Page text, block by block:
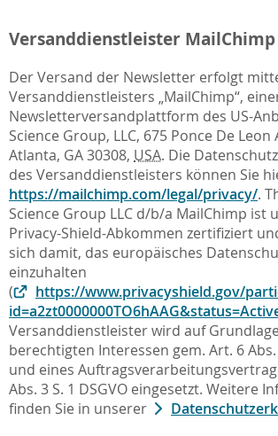
Versanddienstleister MailChimp
Der Versand der Newsletter erfolgt
Versanddienstleisters „MailChimp“,
Newsletterversandplattform des US-
Science Group, LLC, 675 Ponce De Leon
Atlanta, GA 30308, USA. Die
des Versanddienstleisters können Sie
https://mailchimp.com/legal/privacy/.
Science Group LLC d/b/a MailChimp ist
Privacy-Shield-Abkommen zertifiziert
sich damit, das europäisches
einzuhalten
(
https://www.privacyshield.gov/
Versanddienstleister wird auf
berechtigten Interessen gem. Art. 6 Abs.
und eines
Abs. 3 S. 1 DSGVO eingesetzt. Weitere
finden Sie in unserer